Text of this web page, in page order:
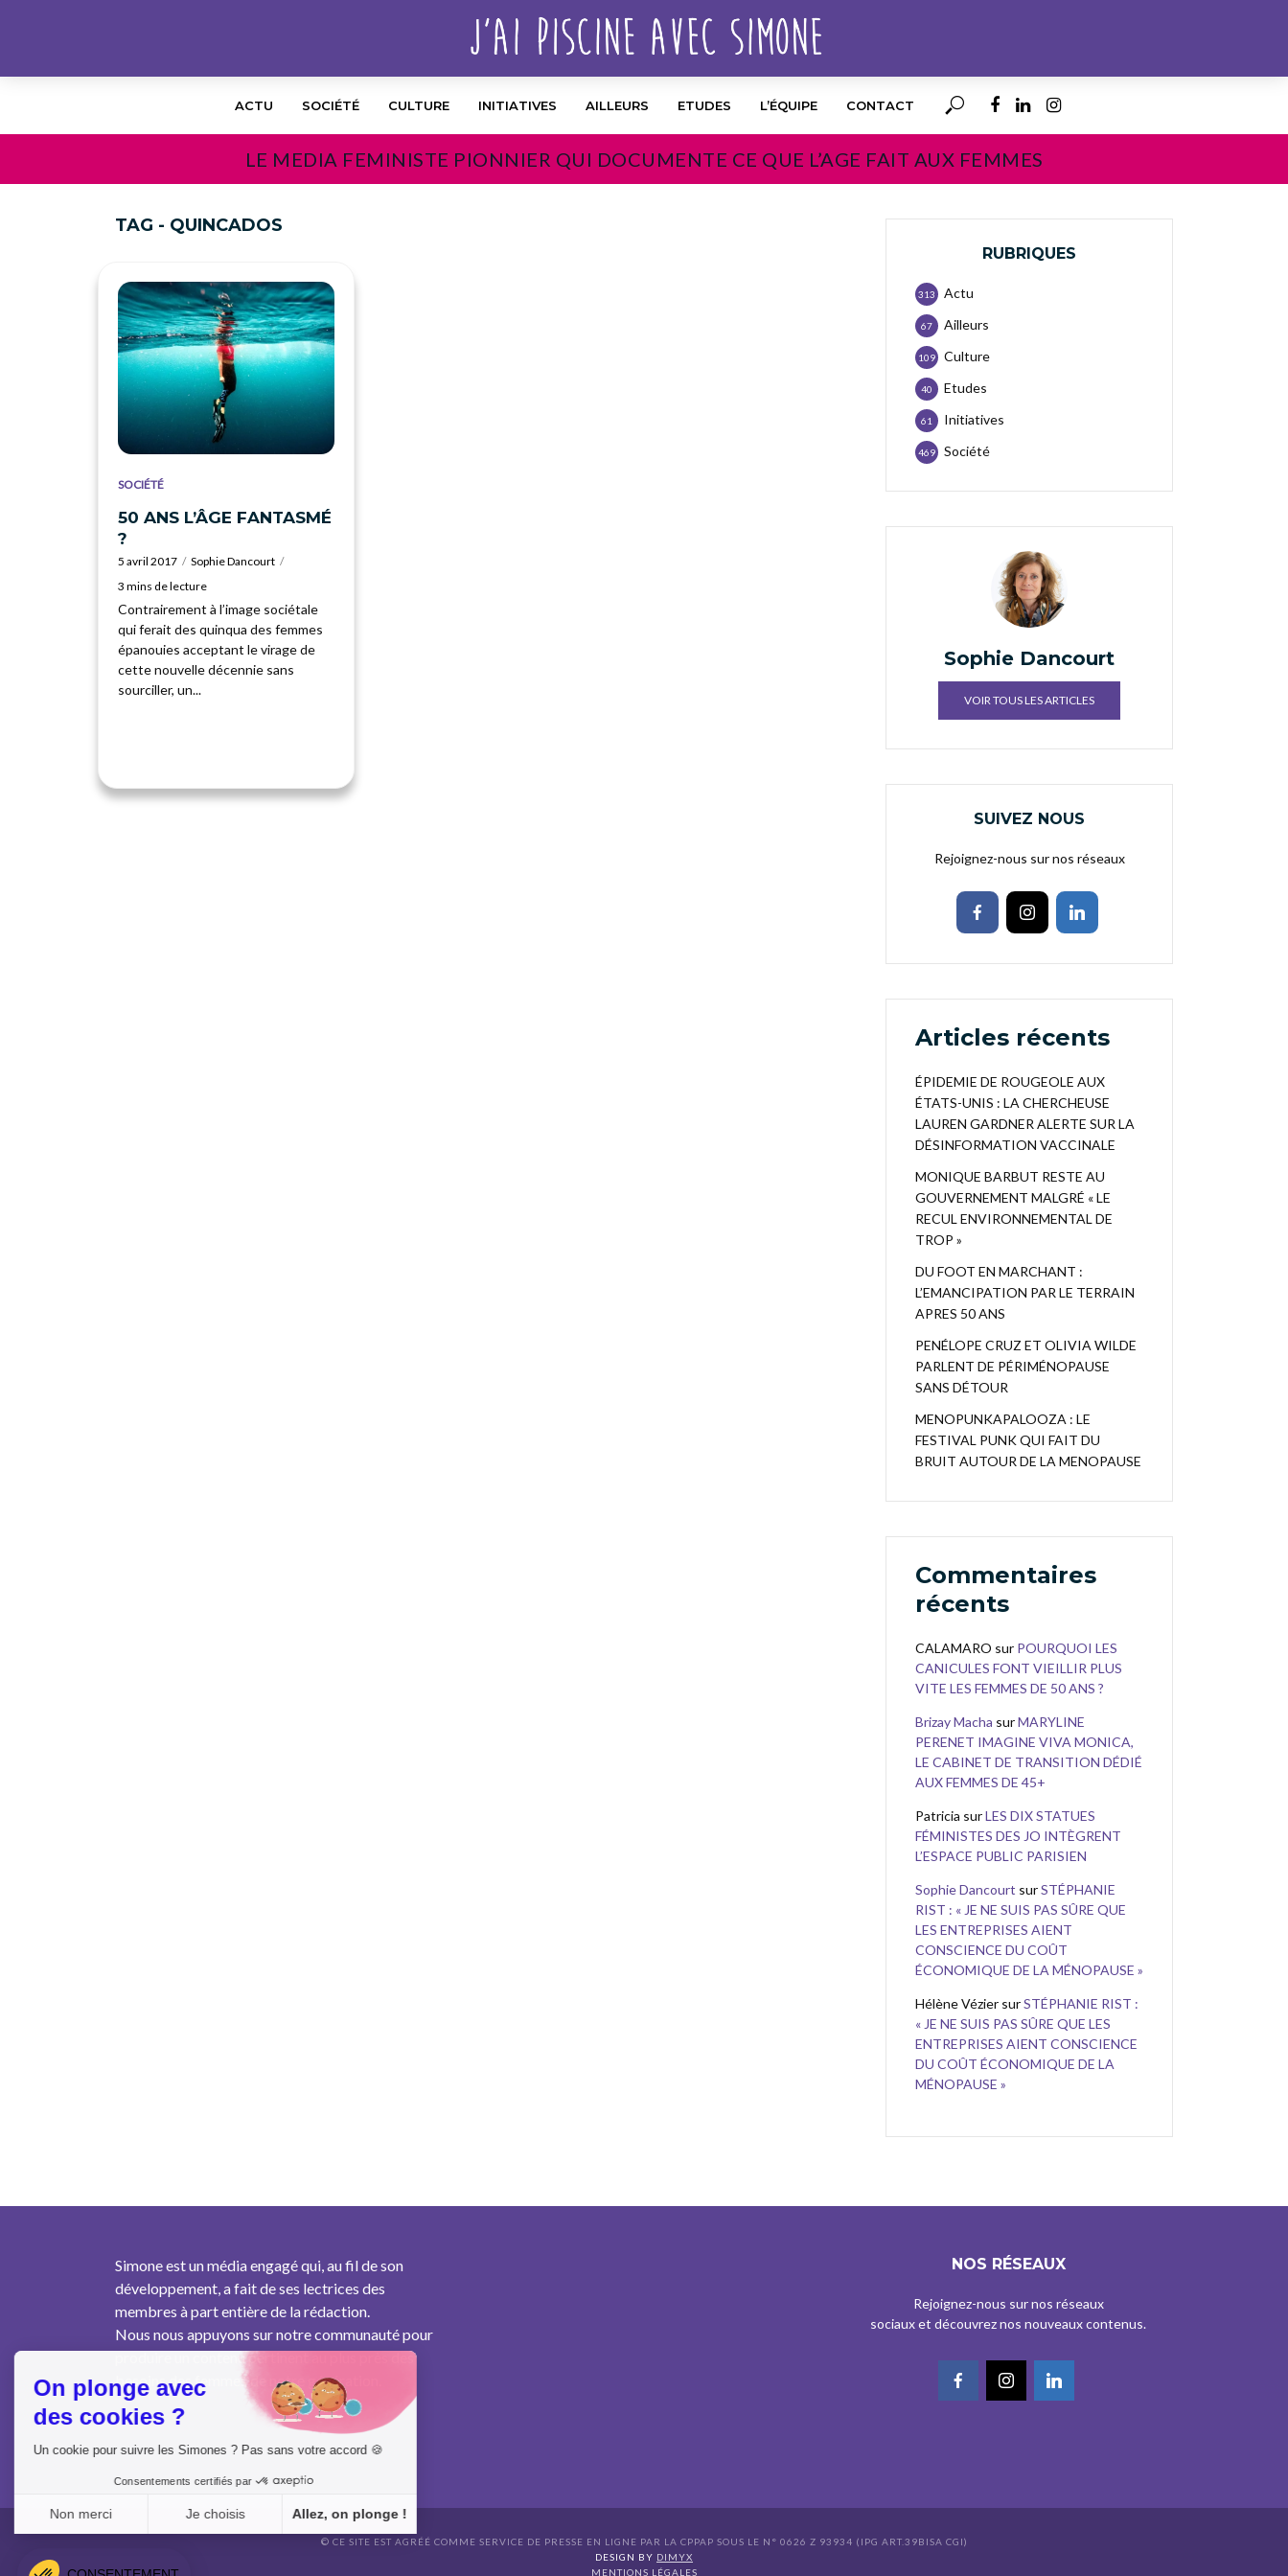
ACTU SOCIÉTÉ CULTURE INITIATIVES AILLEURS ETUDES L’ÉQUIPE CONTACT
LE MEDIA FEMINISTE PIONNIER QUI DOCUMENTE CE QUE L’AGE FAIT AUX FEMMES
TAG - QUINCADOS
SOCIÉTÉ
50 ANS L’ÂGE FANTASMÉ
?
5 avril 2017
Sophie Dancourt
3 mins de lecture
Contrairement à l’image sociétale
qui ferait des quinqua des femmes
épanouies acceptant le virage de
cette nouvelle décennie sans
sourciller, un...
RUBRIQUES
Actu
313
Ailleurs
67
Culture
109
Etudes
40
Initiatives
61
Société
469
Sophie Dancourt
VOIR TOUS LES ARTICLES
SUIVEZ NOUS
Rejoignez-nous sur nos réseaux
Articles récents
ÉPIDEMIE DE ROUGEOLE AUX
ÉTATS-UNIS : LA CHERCHEUSE
LAUREN GARDNER ALERTE SUR LA
DÉSINFORMATION VACCINALE
MONIQUE BARBUT RESTE AU
GOUVERNEMENT MALGRÉ « LE
RECUL ENVIRONNEMENTAL DE
TROP »
DU FOOT EN MARCHANT :
L’EMANCIPATION PAR LE TERRAIN
APRES 50 ANS
PENÉLOPE CRUZ ET OLIVIA WILDE
PARLENT DE PÉRIMÉNOPAUSE
SANS DÉTOUR
MENOPUNKAPALOOZA : LE
FESTIVAL PUNK QUI FAIT DU
BRUIT AUTOUR DE LA MENOPAUSE
Commentaires
récents
CALAMARO sur POURQUOI LES
CANICULES FONT VIEILLIR PLUS
VITE LES FEMMES DE 50 ANS ?
Brizay Macha surMARYLINE
PERENET IMAGINE VIVA MONICA,
LE CABINET DE TRANSITION DÉDIÉ
AUX FEMMES DE 45+
Patricia surLES DIX STATUES
FÉMINISTES DES JO INTÈGRENT
L’ESPACE PUBLIC PARISIEN
Sophie Dancourt surSTÉPHANIE
RIST : « JE NE SUIS PAS SÛRE QUE
LES ENTREPRISES AIENT
CONSCIENCE DU COÛT
ÉCONOMIQUE DE LA MÉNOPAUSE »
Hélène Vézier surSTÉPHANIE RIST :
« JE NE SUIS PAS SÛRE QUE LES
ENTREPRISES AIENT CONSCIENCE
DU COÛT ÉCONOMIQUE DE LA
MÉNOPAUSE »
Simone est un média engagé qui, au fil de son
développement, a fait de ses lectrices des
membres à part entière de la rédaction.
Nous nous appuyons sur notre communauté pour
produire un contenu pertinent au plus près des
besoins des femmes de notre génération.
NOS RÉSEAUX
Rejoignez-nous sur nos réseaux
sociaux et découvrez nos nouveaux contenus.
© CE SITE EST AGRÉÉ COMME SERVICE DE PRESSE EN LIGNE PAR LA CPPAP SOUS LE N° 0626 Z 93934 (IPG ART.39BISA CGI)
DESIGN BY DIMYX
MENTIONS LÉGALES
On plonge avec
des cookies ?
Un cookie pour suivre les Simones ? Pas sans votre accord 🍪
Consentements certifiés par
Non merci Je choisis Allez, on plonge !
Plateforme de Gestion du Consentement : Personnalisez vos Options